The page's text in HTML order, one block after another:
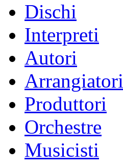
Dischi
Interpreti
Autori
Arrangiatori
Produttori
Orchestre
Musicisti